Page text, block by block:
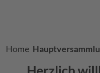
Breadcrumb
Home